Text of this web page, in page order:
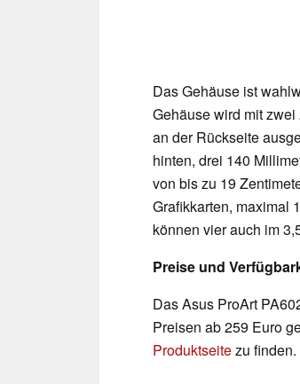
Das Gehäuse ist
Gehäuse wird mit
an der Rückseite
hinten, drei 140
von bis zu 19
Grafikkarten, maximal
können vier auch im
Preise und
Das Asus ProArt
Preisen ab 259 Euro
Produktseitezu finden.